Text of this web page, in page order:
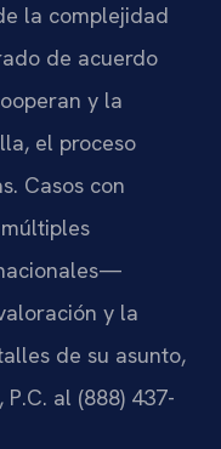
la complejidad
de acuerdo
y la
el proceso
Casos con
y la
de su asunto,
al (888) 437-